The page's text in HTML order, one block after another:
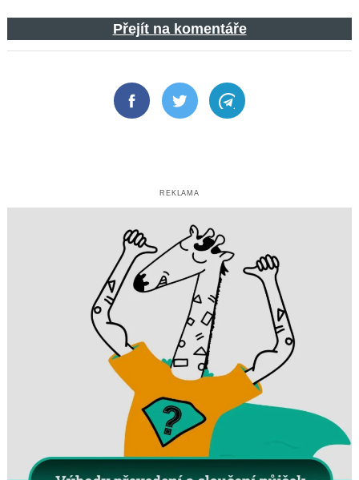
Přejít na komentáře
FacebookTwitter Telegram
REKLAMA